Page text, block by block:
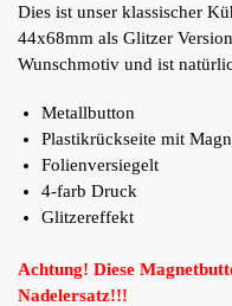
Dies ist unser klassischer
44x68mm als Glitzer
Wunschmotiv und ist
Metallbutton
Plastikrückseite mit
Folienversiegelt
4-farb Druck
Glitzereffekt
Achtung! Diese
Nadelersatz!!!